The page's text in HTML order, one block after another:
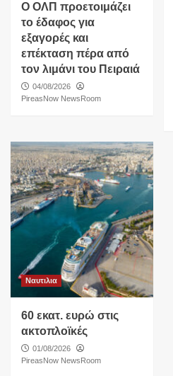
O ΟΛΠ προετοιμάζει
το έδαφος για
εξαγορές και
επέκταση πέρα από
τον λιμάνι του Πειραιά
04/08/2026
PireasNow NewsRoom
Ναυτιλια
60 εκατ. ευρώ στις
ακτοπλοϊκές
01/08/2026
PireasNow NewsRoom